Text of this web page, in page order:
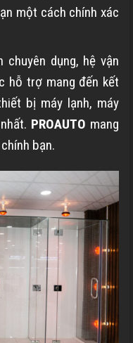
một cách chính xác
chuyên dụng, hệ vận
hỗ trợ mang đến kết
bị máy lạnh, máy
PROAUTO mang
bạn.